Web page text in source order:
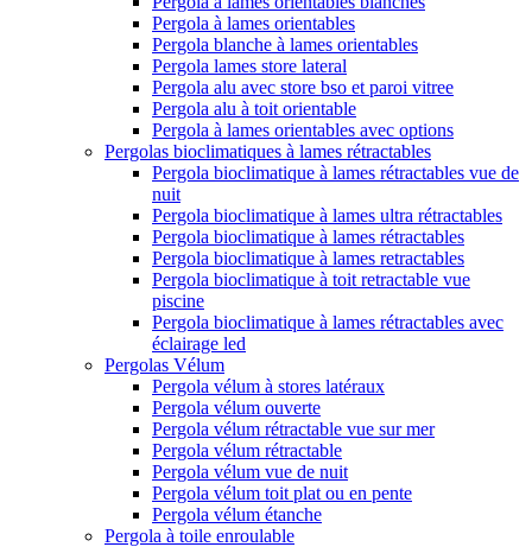
Pergola à lames orientables
Pergola blanche à lames orientables
Pergola lames store lateral
Pergola alu avec store bso et paroi vitree
Pergola alu à toit orientable
Pergola à lames orientables avec options
Pergolas bioclimatiques à lames rétractables
Pergola bioclimatique à lames rétractables vue de
nuit
Pergola bioclimatique à lames ultra rétractables
Pergola bioclimatique à lames rétractables
Pergola bioclimatique à lames retractables
Pergola bioclimatique à toit retractable vue
piscine
Pergola bioclimatique à lames rétractables avec
éclairage led
Pergolas Vélum
Pergola vélum à stores latéraux
Pergola vélum ouverte
Pergola vélum rétractable vue sur mer
Pergola vélum rétractable
Pergola vélum vue de nuit
Pergola vélum toit plat ou en pente
Pergola vélum étanche
Pergola à toile enroulable